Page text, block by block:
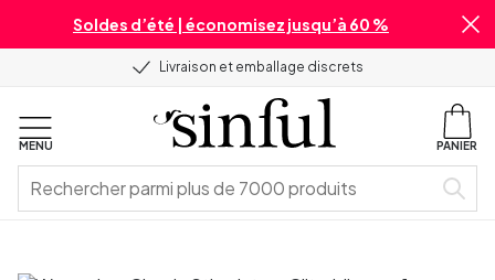
Soldes d’été | économisez jusqu’à 60 %
Livraison et emballage discrets
MENU PANIER